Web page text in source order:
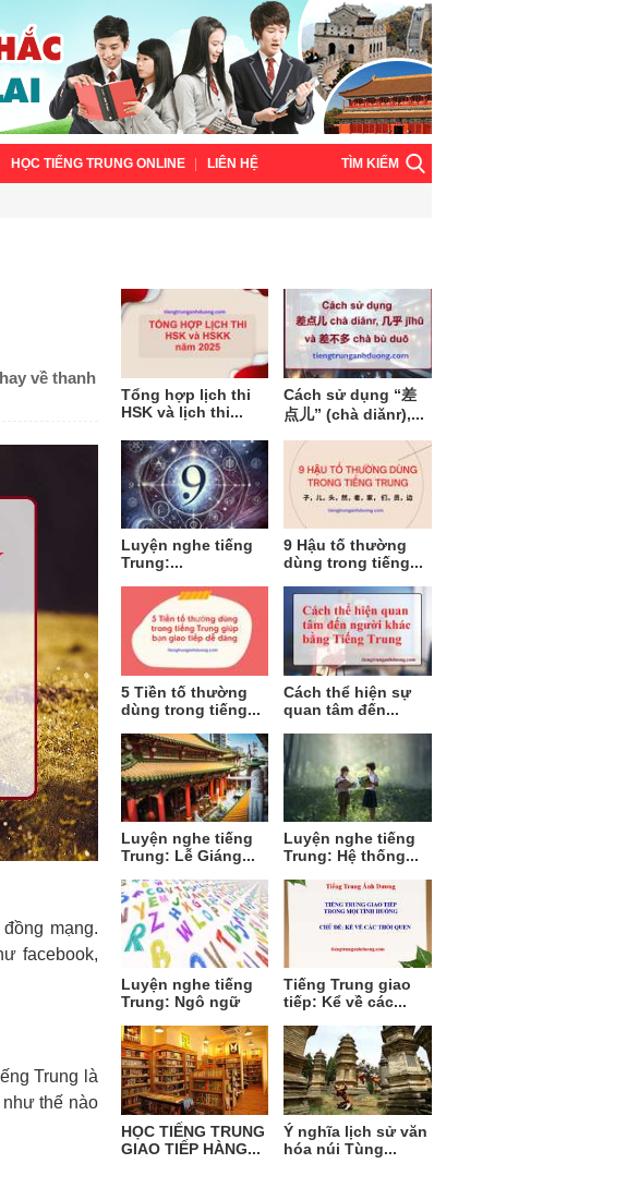
HỌC TIẾNG TRUNG ONLINE LIÊN HỆ TÌM KIẾM
về thanh
mạng.
facebook,
Trung là
thế nào
Tổng hợp lịch thi
HSK và lịch thi...
Cách sử dụng “差
点儿” (chà diǎnr),...
Luyện nghe tiếng
Trung:...
9 Hậu tố thường
dùng trong tiếng...
5 Tiền tố thường
dùng trong tiếng...
Cách thể hiện sự
quan tâm đến...
Luyện nghe tiếng
Trung: Lễ Giáng...
Luyện nghe tiếng
Trung: Hệ thống...
Luyện nghe tiếng
Trung: Ngô ngữ
Tiếng Trung giao
tiếp: Kể về các...
HỌC TIẾNG TRUNG
GIAO TIẾP HÀNG...
Ý nghĩa lịch sử văn
hóa núi Tùng...